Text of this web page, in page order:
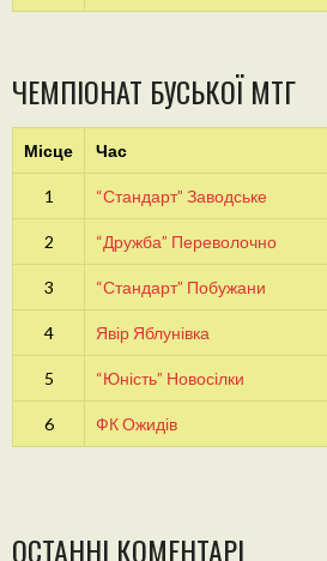
ЧЕМПІОНАТ БУСЬКОЇ МТГ
Місце Час
1 “Стандарт” Заводське
2 “Дружба” Переволочно
3 “Стандарт” Побужани
4 Явір Яблунівка
5 “Юність” Новосілки
6 ФК Ожидів
ОСТАННІ КОМЕНТАРІ